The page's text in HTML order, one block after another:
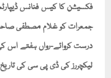
فکسیشن کا کیس فنانس
جمعرات کو غلام مصطفی
درست کروائے-رواں ہفتے اس
لیکچررز کی ڈی پی سی کی